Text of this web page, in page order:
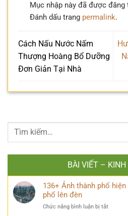
Mục nhập này đã được đăng
Đánh dấu trang permalink.
Cách Nấu Nước Nấm
Thượng Hoàng Bổ Dưỡng
Đơn Giản Tại Nhà
BÀI VIẾT – KINH
136+ Ảnh thành phố
phố lên đèn
Chức năng bình luận bị tắt